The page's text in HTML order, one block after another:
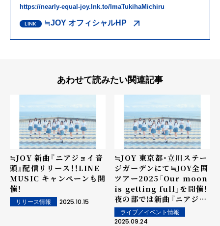
https://nearly-equal-joy.lnk.to/ImaTukihaMichiru
≒JOY オフィシャルHP
あわせて読みたい関連記事
≒JOY 新曲『ニアジョイ音
頭』配信リリース！！LINE
MUSIC キャンペーンも開
催！
リリース情報 2025.10.15
≒JOY 東京都・立川ステー
ジガーデンにて≒JOY全国
ツアー2025「Our moon
is getting full」を開催！
夜の部では新曲『ニアジョ
イ音頭』をサプライズ初披
露！！
ライブ／イベント情報
2025.09.24